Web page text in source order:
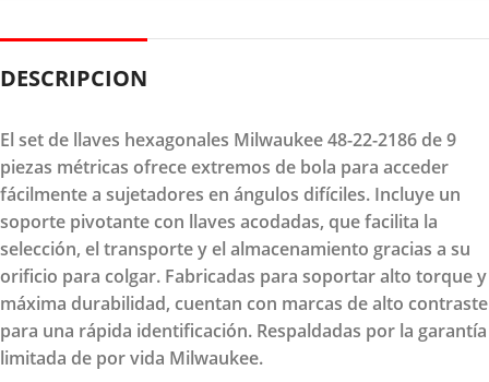
DESCRIPCION
El set de llaves hexagonales Milwaukee 48-22-2186 de 9
piezas métricas ofrece extremos de bola para acceder
fácilmente a sujetadores en ángulos difíciles. Incluye un
soporte pivotante con llaves acodadas, que facilita la
selección, el transporte y el almacenamiento gracias a su
orificio para colgar. Fabricadas para soportar alto torque y
máxima durabilidad, cuentan con marcas de alto contraste
para una rápida identificación. Respaldadas por la garantía
limitada de por vida Milwaukee.